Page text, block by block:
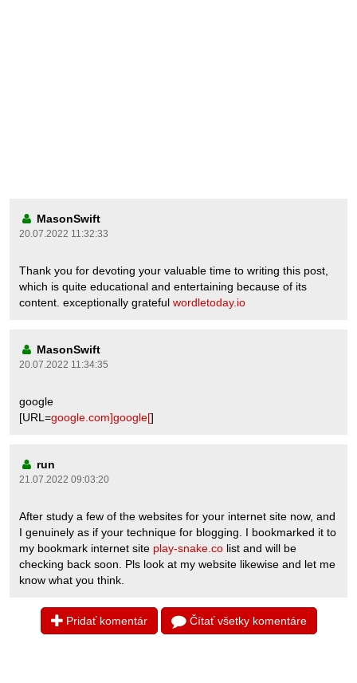
MasonSwift
20.07.2022 11:32:33
Thank you for devoting your valuable time to writing this post,
which is quite educational and entertaining because of its
content. exceptionally grateful wordletoday.io
MasonSwift
20.07.2022 11:34:35
google
[URL=google.com]google[]
run
21.07.2022 09:03:20
After study a few of the websites for your internet site now, and
I genuinely as if your technique for blogging. I bookmarked it to
my bookmark internet site play-snake.co list and will be
checking back soon. Pls look at my website likewise and let me
know what you think.
Pridať komentár Čítať všetky komentáre